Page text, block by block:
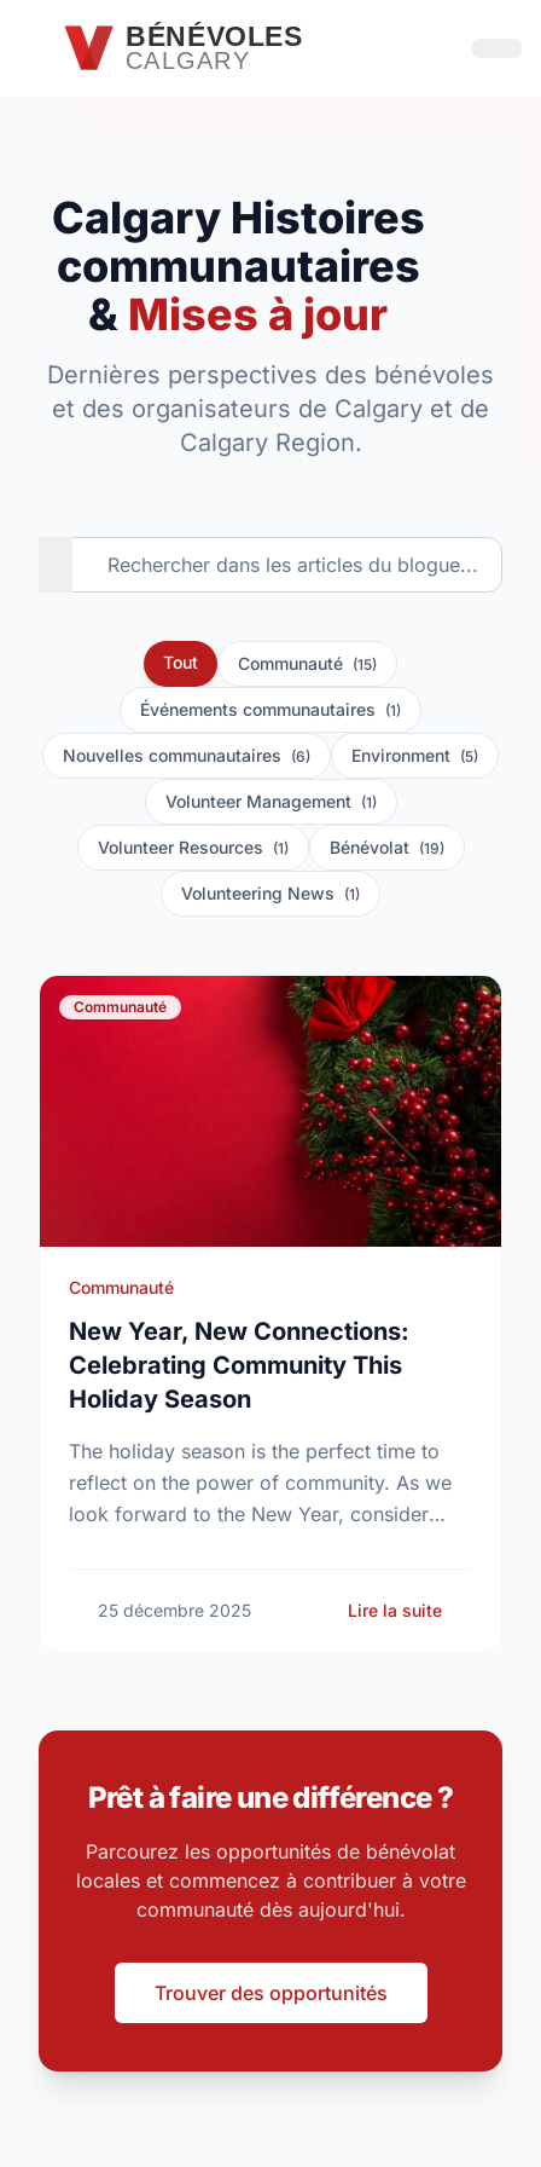
Passer au contenu principal
BÉNÉVOLES
CALGARY
Calgary Histoires
communautaires
& Mises à jour
Dernières perspectives des bénévoles
et des organisateurs de Calgary et de
Calgary Region.
Tout Communauté (15)
Événements communautaires (1)
Nouvelles communautaires (6) Environment (5)
Volunteer Management (1)
Volunteer Resources (1) Bénévolat (19)
Volunteering News (1)
Communauté
Communauté
New Year, New Connections:
Celebrating Community This
Holiday Season
The holiday season is the perfect time to
reflect on the power of community. As we
look forward to the New Year, consider
25 décembre 2025 Lire la suite
Prêt à faire une différence ?
Parcourez les opportunités de bénévolat
locales et commencez à contribuer à votre
communauté dès aujourd'hui.
Trouver des opportunités